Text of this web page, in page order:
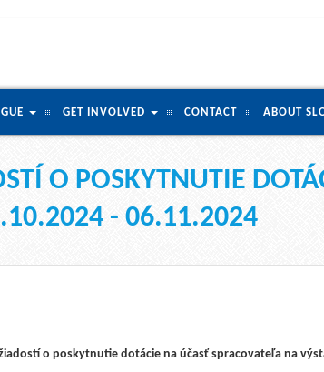
GET INVOLVED CONTACT ABOUT
O POSKYTNUTIE
- 06.11.2024
o poskytnutie dotácie na účasť spracovateľa na